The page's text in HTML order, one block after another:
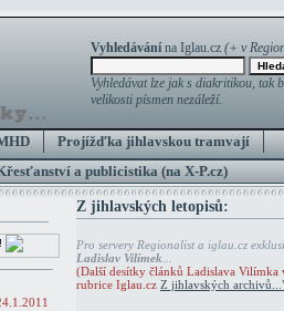
Vyhledávánína Iglau.cz (+ v
Vyhledávat lze jak s diakritikou, tak
velikosti písmen nezáleží.
Projížďka jihlavskou tramvají
a publicistika (na X-P.cz)
Z jihlavských letopisů:
Pro servery Regionalist a iglau.cz
Ladislav Vilímek
(Další desítky článků Ladislava Vilímka
rubrice Iglau.cz Z jihlavských